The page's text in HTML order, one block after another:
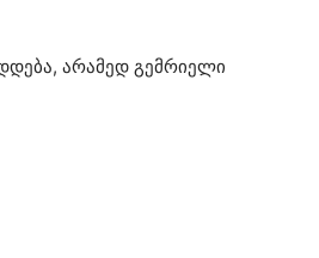
არამედ გემრიელი